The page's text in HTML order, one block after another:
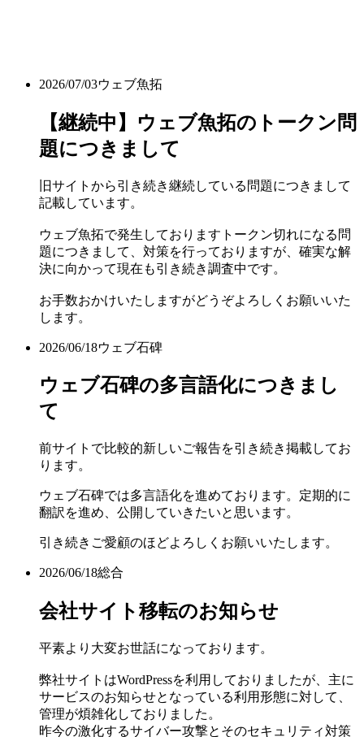
2026/07/03ウェブ魚拓
【継続中】ウェブ魚拓のトークン問
題につきまして
旧サイトから引き続き継続している問題につきまして
記載しています。
ウェブ魚拓で発生しておりますトークン切れになる問
題につきまして、対策を行っておりますが、確実な解
決に向かって現在も引き続き調査中です。
お手数おかけいたしますがどうぞよろしくお願いいた
します。
2026/06/18ウェブ石碑
ウェブ石碑の多言語化につきまし
て
前サイトで比較的新しいご報告を引き続き掲載してお
ります。
ウェブ石碑では多言語化を進めております。定期的に
翻訳を進め、公開していきたいと思います。
引き続きご愛顧のほどよろしくお願いいたします。
2026/06/18総合
会社サイト移転のお知らせ
平素より大変お世話になっております。
弊社サイトはWordPressを利用しておりましたが、主に
サービスのお知らせとなっている利用形態に対して、
管理が煩雑化しておりました。
昨今の激化するサイバー攻撃とそのセキュリティ対策